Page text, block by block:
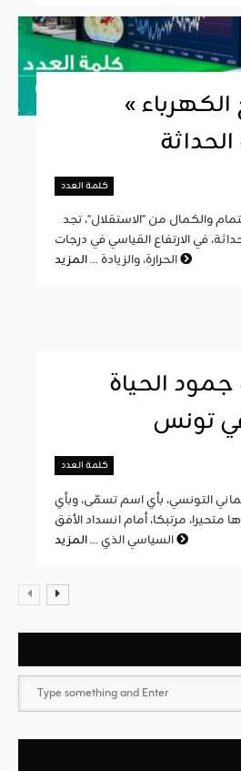
« حين يفضح الكهرباء
كلمة العدد
في الارتفاع القياسي في درجات
الحرارة، والزيادة ...
الحياة
تونس
كلمة العدد
التونسي، بأي اسم تسمّى، وبأي
مرتبكا، أمام انسداد الأفق
السياسي الذي ...